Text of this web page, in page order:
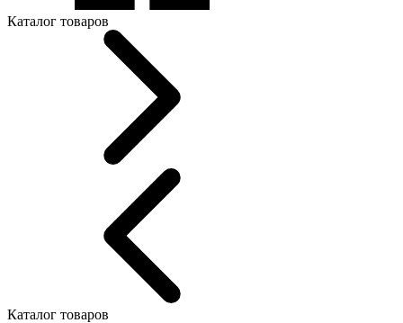
Каталог товаров
Каталог товаров